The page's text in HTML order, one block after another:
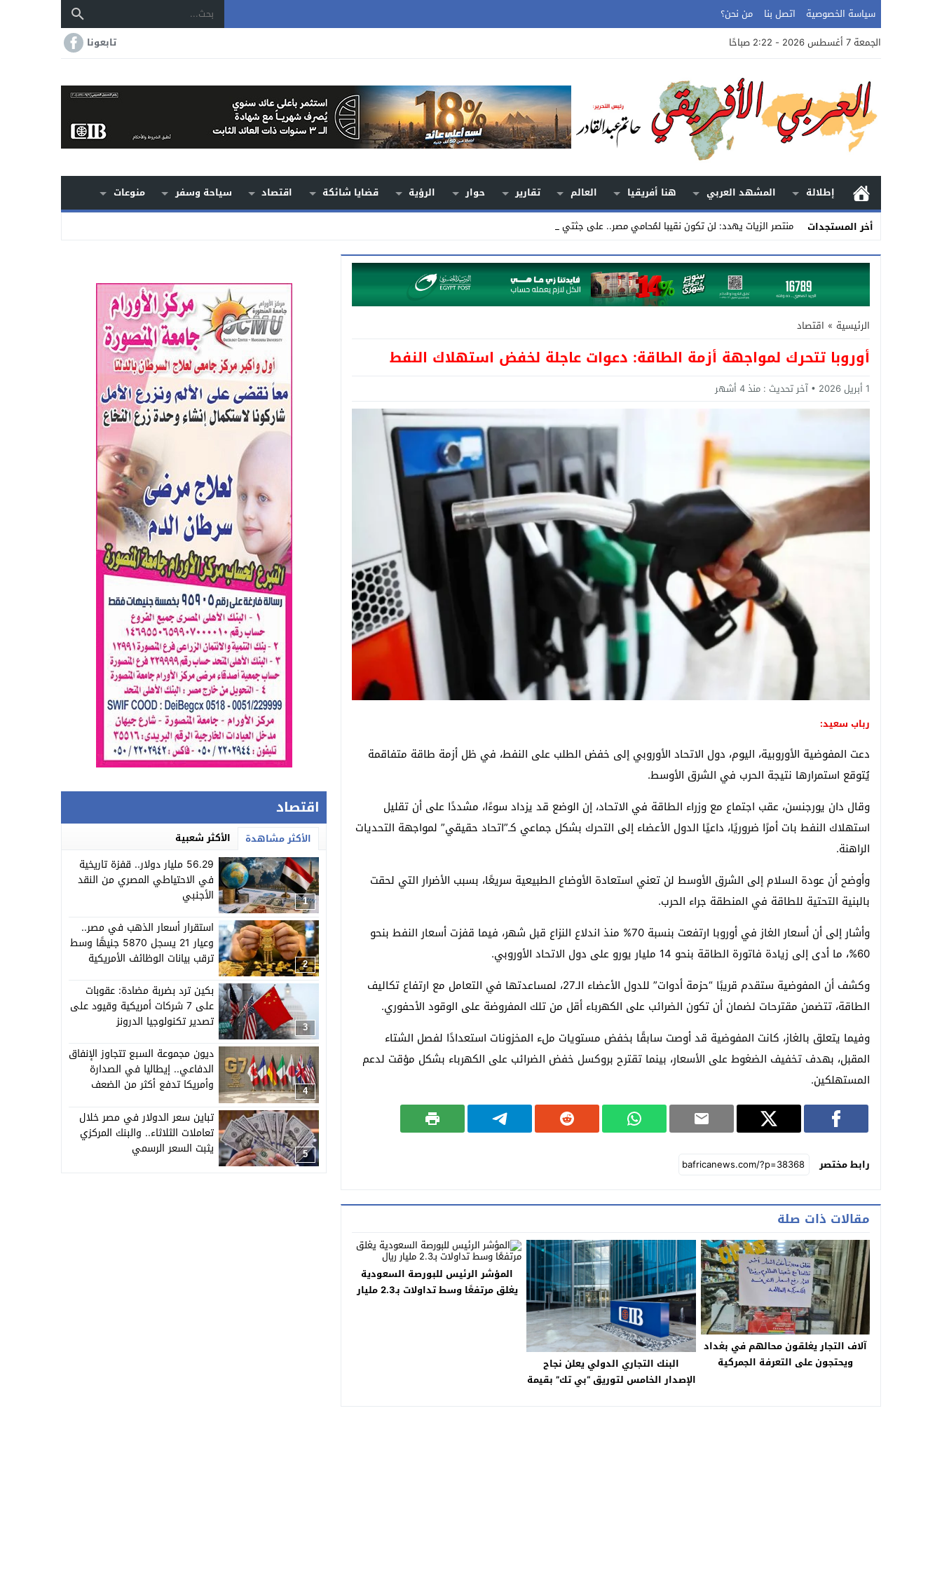
سياسة الخصوصية اتصل بنا
من نحن؟
الجمعة 7 أغسطس 2026 - 2:22 صباحًا
تابعونا
إطلالة المشهد العربي هنا أفريقيا العالم تقارير حوار الرؤية قضايا شائكة اقتصاد سياحة وسفر
منوعات
أخر المستجدات
منتصر الزيات يهدد: لن تكون نقيبا لمُحامي مصر.. على جثتي
Stop
Previous
Next
الرئيسية » اقتصاد
أوروبا تتحرك لمواجهة أزمة الطاقة: دعوات عاجلة لخفض استهلاك النفط
1 أبريل 2026 آخر تحديث : منذ 4 أشهر
رباب سعيد:
دعت المفوضية الأوروبية، اليوم، دول الاتحاد الأوروبي إلى خفض الطلب على النفط، في ظل أزمة طاقة متفاقمة
يُتوقع استمرارها نتيجة الحرب في الشرق الأوسط.
وقال دان يورجنسن، عقب اجتماع مع وزراء الطاقة في الاتحاد، إن الوضع قد يزداد سوءًا، مشددًا على أن تقليل
استهلاك النفط بات أمرًا ضروريًا، داعيًا الدول الأعضاء إلى التحرك بشكل جماعي كـ”اتحاد حقيقي” لمواجهة التحديات
الراهنة.
وأوضح أن عودة السلام إلى الشرق الأوسط لن تعني استعادة الأوضاع الطبيعية سريعًا، بسبب الأضرار التي لحقت
بالبنية التحتية للطاقة في المنطقة جراء الحرب.
وأشار إلى أن أسعار الغاز في أوروبا ارتفعت بنسبة 70% منذ اندلاع النزاع قبل شهر، فيما قفزت أسعار النفط بنحو
60%، ما أدى إلى زيادة فاتورة الطاقة بنحو 14 مليار يورو على دول الاتحاد الأوروبي.
وكشف أن المفوضية ستقدم قريبًا “حزمة أدوات” للدول الأعضاء الـ27، لمساعدتها في التعامل مع ارتفاع تكاليف
الطاقة، تتضمن مقترحات لضمان أن تكون الضرائب على الكهرباء أقل من تلك المفروضة على الوقود الأحفوري.
وفيما يتعلق بالغاز، كانت المفوضية قد أوصت سابقًا بخفض مستويات ملء المخزونات استعدادًا لفصل الشتاء
المقبل، بهدف تخفيف الضغوط على الأسعار، بينما تقترح بروكسل خفض الضرائب على الكهرباء بشكل مؤقت لدعم
المستهلكين.
رابط مختصر
مقالات ذات صلة
آلاف التجار يغلقون محالهم في بغداد
ويحتجون على التعرفة الجمركية
البنك التجاري الدولي يعلن نجاح
الإصدار الخامس لتوريق “بي تك” بقيمة
المؤشر الرئيس للبورصة السعودية
يغلق مرتفعًا وسط تداولات بـ2.3 مليار
اقتصاد
الأكثر مشاهدة الأكثر شعبية
1
56.29 مليار دولار.. قفزة تاريخية
في الاحتياطي المصري من النقد
الأجنبي
2
استقرار أسعار الذهب في مصر..
وعيار 21 يسجل 5870 جنيهًا وسط
ترقب بيانات الوظائف الأمريكية
3
بكين ترد بضربة مضادة: عقوبات
على 7 شركات أمريكية وقيود على
تصدير تكنولوجيا الدرونز
4
ديون مجموعة السبع تتجاوز الإنفاق
الدفاعي.. إيطاليا في الصدارة
وأمريكا تدفع أكثر من الضعف
5
تباين سعر الدولار في مصر خلال
تعاملات الثلاثاء.. والبنك المركزي
يثبت السعر الرسمي